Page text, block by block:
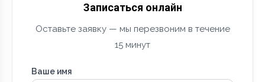
Записаться онлайн
Оставьте заявку — мы перезвоним в течение
15 минут
Ваше имя